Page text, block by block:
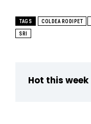
TAGS COLDEA RODIPET
SRI
Hot this week